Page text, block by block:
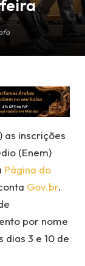
as inscrições
(Enem)
Página do
Gov.br.
por nome
dias 3 e 10 de